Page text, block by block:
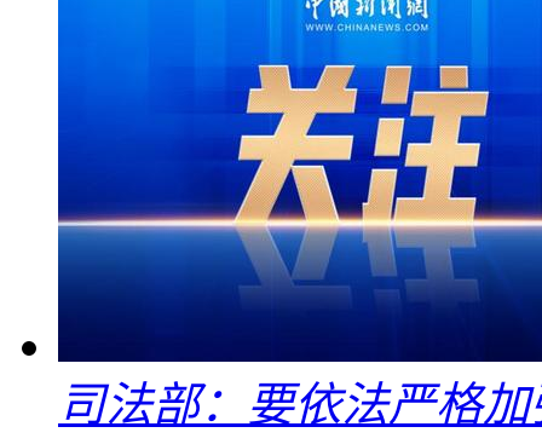
司法部：要依法严格